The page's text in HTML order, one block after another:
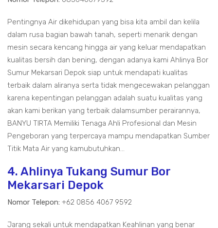
Pentingnya Air dikehidupan yang bisa kita ambil dan kelila
dalam rusa bagian bawah tanah, seperti menarik dengan
mesin secara kencang hingga air yang keluar mendapatkan
kualitas bersih dan bening, dengan adanya kami Ahlinya Bor
Sumur Mekarsari Depok siap untuk mendapati kualitas
terbaik dalam aliranya serta tidak mengecewakan pelanggan
karena kepentingan pelanggan adalah suatu kualitas yang
akan kami berikan yang terbaik dalamsumber perairannya,
BANYU TIRTA Memiliki Tenaga Ahli Profesional dan Mesin
Pengeboran yang terpercaya mampu mendapatkan Sumber
Titik Mata Air yang kamubutuhkan...
4. Ahlinya Tukang Sumur Bor
Mekarsari Depok
Nomor Telepon: +62 0856 4067 9592
Jarang sekali untuk mendapatkan Keahlinan yang benar